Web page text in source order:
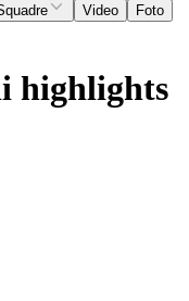
Video
Foto
highlights